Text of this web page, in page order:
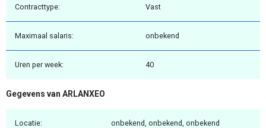
Contracttype: Vast
Maximaal salaris: onbekend
Uren per week: 40
Gegevens van ARLANXEO
Locatie: onbekend, onbekend, onbekend